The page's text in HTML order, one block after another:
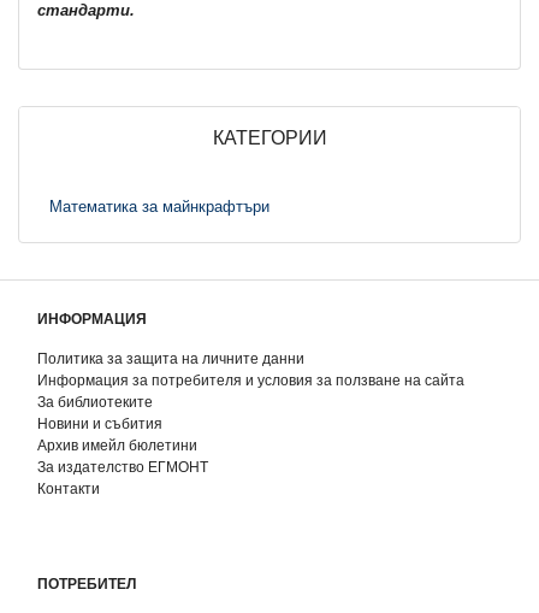
стандарти.
КАТЕГОРИИ
Математика за майнкрафтъри
ИНФОРМАЦИЯ
Политика за защита на личните данни
Информация за потребителя и условия за ползване на сайта
За библиотеките
Новини и събития
Архив имейл бюлетини
За издателство ЕГМОНТ
Контакти
ПОТРЕБИТЕЛ